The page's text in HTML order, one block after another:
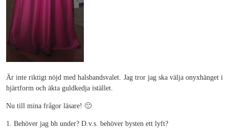
Är inte riktigt nöjd med halsbandsvalet. Jag tror jag ska välja onyxhänget i
hjärtform och äkta guldkedja istället.
Nu till mina frågor läsare! 🙂
1. Behöver jag bh under? D.v.s. behöver bysten ett lyft?